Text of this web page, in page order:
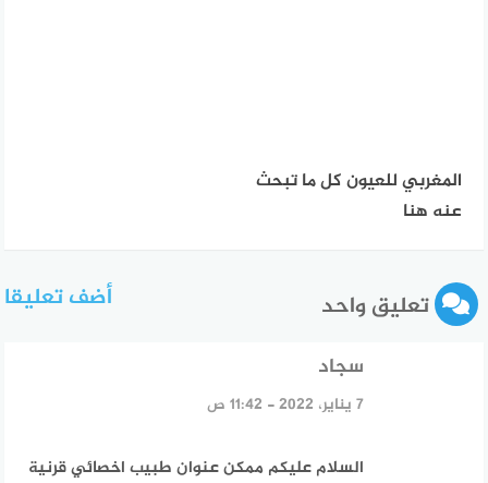
المغربي للعيون كل ما تبحث
عنه هنا
تعليق واحد أضف تعليقا
سجاد
7 يناير، 2022 - 11:42 ص
السلام عليكم ممكن عنوان طبيب اخصائي قرنية